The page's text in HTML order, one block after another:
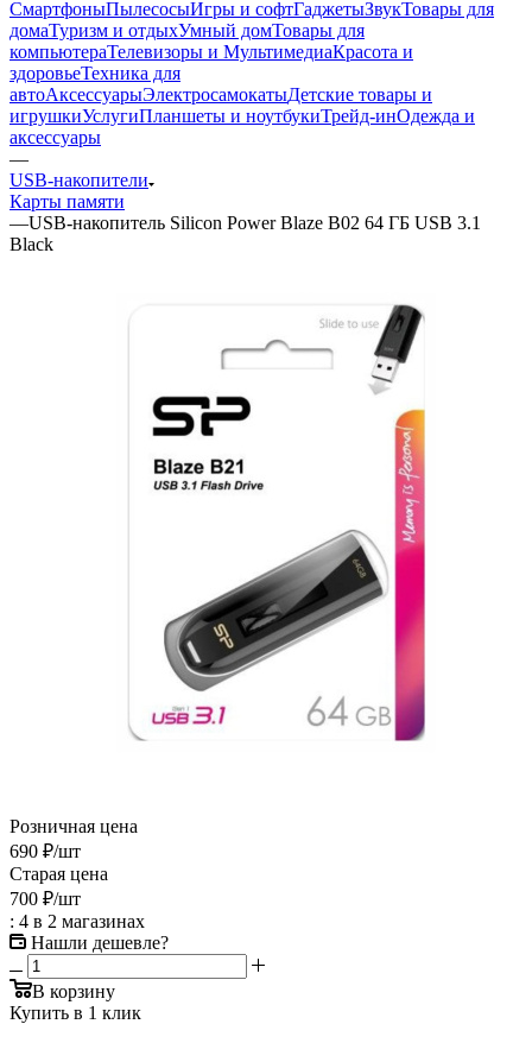
СмартфоныПылесосыИгры и софтГаджетыЗвукТовары для
домаТуризм и отдыхУмный домТовары для
компьютераТелевизоры и МультимедиаКрасота и
здоровьеТехника для
автоАксессуарыЭлектросамокатыДетские товары и
игрушкиУслугиПланшеты и ноутбукиТрейд-инОдежда и
аксессуары
—
USB-накопители
Карты памяти
—USB-накопитель Silicon Power Blaze B02 64 ГБ USB 3.1
Black
Розничная цена
690 ₽/шт
Старая цена
700 ₽/шт
: 4 в 2 магазинах
Нашли дешевле?
В корзину
Купить в 1 клик